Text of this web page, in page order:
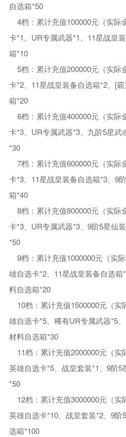
自选箱*50
4档：累计充值100000元（实际
卡*1、UR专属武器*1、11星战皇
箱*10
5档：累计充值200000元（实际
卡*2、11星战皇装备自选箱*2、[
箱*20
6档：累计充值400000元（实际
卡*3、UR专属武器*3、九阶5星武
*30
7档：累计充值600000元（实际
卡*3、11星战皇装备自选箱*3、9
箱*40
8档：累计充值800000元（实际
卡*3、UR专属武器*3、9阶5星仙
*50
9档：累计充值1000000元（实
雄自选卡*2、11星战皇装备自选
料自选箱*20
10档：累计充值1500000元（
雄自选卡*5、稀有UR专属武器*5
材料自选箱*30
11档：累计充值2000000元（
英雄自选卡*5、战皇套装*1、9阶
*50
12档：累计充值3000000元（
英雄自选卡*10、战皇套装*2、9阶
选箱*100